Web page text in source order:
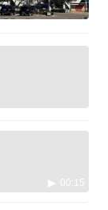
00:15